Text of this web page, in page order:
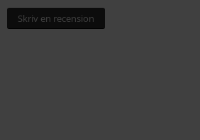
Skriv en recension